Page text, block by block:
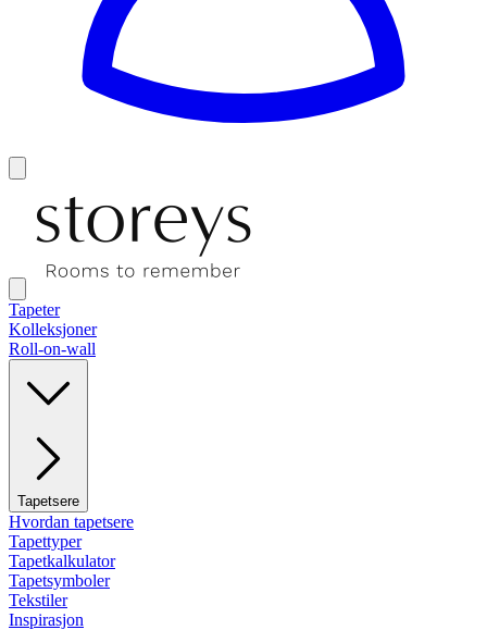
Tapeter
Kolleksjoner
Roll-on-wall
Tapetsere
Hvordan tapetsere
Tapettyper
Tapetkalkulator
Tapetsymboler
Tekstiler
Inspirasjon